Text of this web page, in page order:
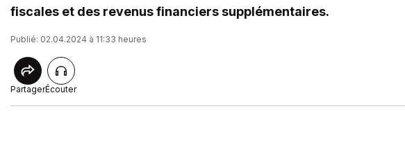
fiscales et des revenus financiers supplémentaires.
Publié: 02.04.2024 à 11:33 heures
PartagerÉcouter